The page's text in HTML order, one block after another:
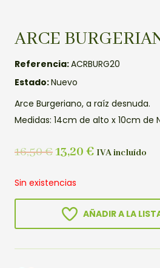
ARCE
Referencia:ACRBURG20
Estado:Nuevo
Arce Burgeriano, a raíz desnuda.
Medidas: 14cm de alto x 10cm de
16,50€13,20 € IVA incluído
Sin existencias
AÑADIR A LA